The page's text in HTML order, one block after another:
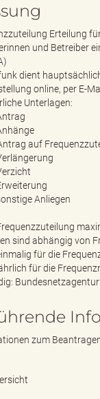
Erteilung
und Betreiber
dient
online, per E-
Unterlagen:
auf
Anliegen
sind abhängig von
für die
für die
zum